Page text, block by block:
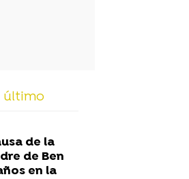
último
de la
de Ben
en la